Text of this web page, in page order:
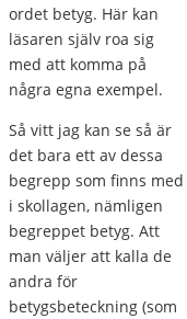
ordet betyg. Här kan
läsaren själv roa sig
med att komma på
några egna exempel.
Så vitt jag kan se så är
det bara ett av dessa
begrepp som finns med
i skollagen, nämligen
begreppet betyg. Att
man väljer att kalla de
andra för
betygsbeteckning (som